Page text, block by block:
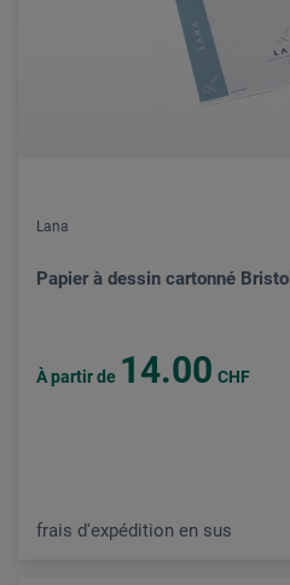
Lana
Papier à dessin cartonné Bristol
À partir de 14.00 CHF
frais d'expédition en sus